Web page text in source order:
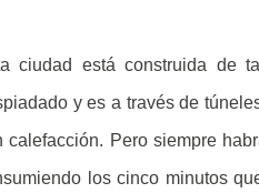
ciudad está construida de
y es a través de
calefacción. Pero siempre
los cinco minutos